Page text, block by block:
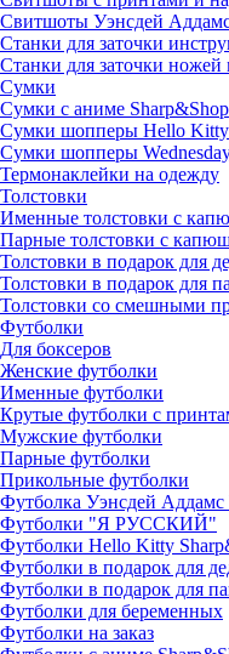
Свитшоты Уэнсдей Аддамс
Станки для заточки
Станки для заточки
Сумки
Сумки с аниме Sharp&Shop
Сумки шопперы Hello
Сумки шопперы
Термонаклейки на одежду
Толстовки
Именные толстовки с
Парные толстовки с
Толстовки в подарок для
Толстовки в подарок для
Толстовки со смешными
Футболки
Для боксеров
Женские футболки
Именные футболки
Крутые футболки с
Мужские футболки
Парные футболки
Прикольные футболки
Футболка Уэнсдей Аддамс
Футболки "Я РУССКИЙ"
Футболки Hello Kitty
Футболки в подарок для
Футболки в подарок для
Футболки для беременных
Футболки на заказ